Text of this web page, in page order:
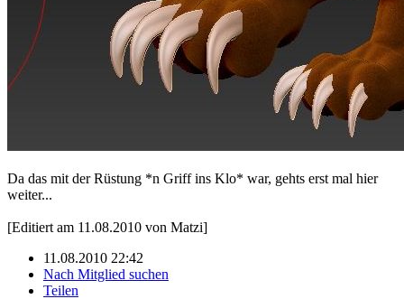
Da das mit der Rüstung *n Griff ins Klo* war, gehts erst mal hier
weiter...
[Editiert am 11.08.2010 von Matzi]
11.08.2010 22:42
Nach Mitglied suchen
Teilen